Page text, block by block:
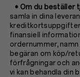
• Om du beställer
samla in dina
finansiell
ordernummer,
begäran om köp/
förfrågningar och
vi kan behandla din